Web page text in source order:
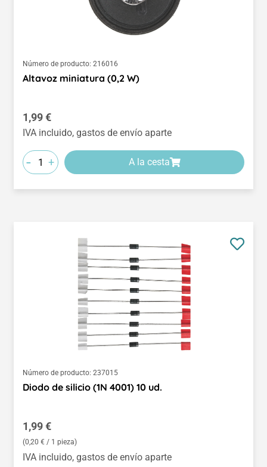
Número de producto: 216016
Altavoz miniatura (0,2 W)
Precio normal:
1,99 €
IVA incluido, gastos de envío aparte
- + A la cesta
Número de producto: 237015
Diodo de silicio (1N 4001) 10 ud.
Precio normal:
1,99 €
(0,20 € / 1 pieza)
IVA incluido, gastos de envío aparte